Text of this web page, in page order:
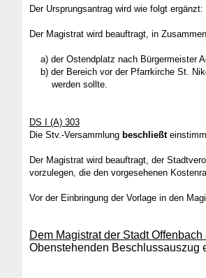
Der Ursprungsantrag wird wie folgt ergänzt:
Der Magistrat wird beauftragt, in
a) der Ostendplatz nach Bürgermeister
b) der Bereich vor der Pfarrkirche St.
werden sollte.
DS I (A) 303
Die Stv.-Versammlung beschließt
Der Magistrat wird beauftragt, der
vorzulegen, die den vorgesehenen
Vor der Einbringung der Vorlage in den
Dem Magistrat der Stadt Offenbach
Obenstehenden Beschlussauszug